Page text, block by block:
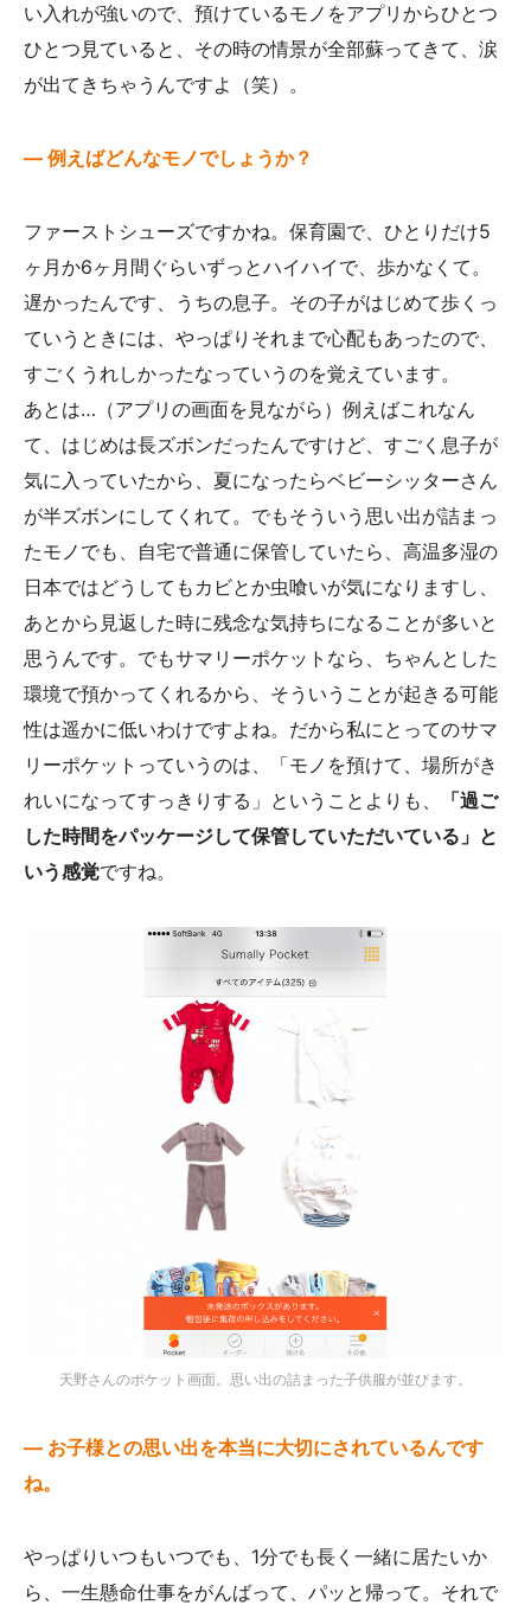
い入れが強いので、預けているモノをアプリからひとつ
ひとつ見ていると、その時の情景が全部蘇ってきて、涙
が出てきちゃうんですよ（笑）。
— 例えばどんなモノでしょうか？
ファーストシューズですかね。保育園で、ひとりだけ5
ヶ月か6ヶ月間ぐらいずっとハイハイで、歩かなくて。
遅かったんです、うちの息子。その子がはじめて歩くっ
ていうときには、やっぱりそれまで心配もあったので、
すごくうれしかったなっていうのを覚えています。
あとは…（アプリの画面を見ながら）例えばこれなん
て、はじめは長ズボンだったんですけど、すごく息子が
気に入っていたから、夏になったらベビーシッターさん
が半ズボンにしてくれて。でもそういう思い出が詰まっ
たモノでも、自宅で普通に保管していたら、高温多湿の
日本ではどうしてもカビとか虫喰いが気になりますし、
あとから見返した時に残念な気持ちになることが多いと
思うんです。でもサマリーポケットなら、ちゃんとした
環境で預かってくれるから、そういうことが起きる可能
性は遥かに低いわけですよね。だから私にとってのサマ
リーポケットっていうのは、「モノを預けて、場所がき
れいになってすっきりする」ということよりも、
「過ご
した時間をパッケージして保管していただいている」と
いう感覚ですね。
天野さんのポケット画面。思い出の詰まった子供服が並びます。
— お子様との思い出を本当に大切にされているんです
ね。
やっぱりいつもいつでも、1分でも長く一緒に居たいか
ら、一生懸命仕事をがんばって、パッと帰って。それで